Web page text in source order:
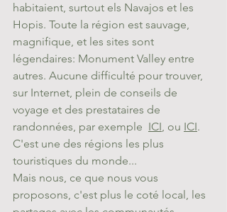
habitaient, surtout els Navajos et les
Hopis. Toute la région est sauvage,
magnifique, et les sites sont
légendaires: Monument Valley entre
autres. Aucune difficulté pour trouver,
sur Internet, plein de conseils de
voyage et des prestataires de
randonnées, par exemple ICI, ou ICI.
C'est une des régions les plus
touristiques du monde...
Mais nous, ce que nous vous
proposons, c'est plus le coté local, les